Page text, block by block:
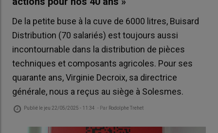
De la petite buse à la cuve de 6000 litres, Buisard
Distribution (70 salariés) est toujours aussi
incontournable dans la distribution de pièces
techniques et composants agricoles. Pour ses
quarante ans, Virginie Decroix, sa directrice
générale, nous a reçus au siège à Solesmes.
Publié le jeu 22/05/2025 - 11:34 - Par Rodolphe Trehet